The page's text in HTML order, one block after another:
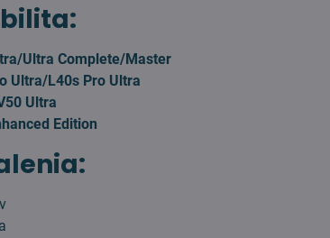
Ultra Complete/Master
Ultra/L40s Pro Ultra
Ultra
Edition